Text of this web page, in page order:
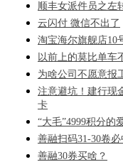
顺丰女派件员之左
云闪付 微信不出了
淘宝海尔旗舰店10
以前上的莫比单车
为啥公司不愿意报
注意避坑！建行现
卡
“大毛”4999积分的
善融扫码31-30卷必
善融30券买啥？